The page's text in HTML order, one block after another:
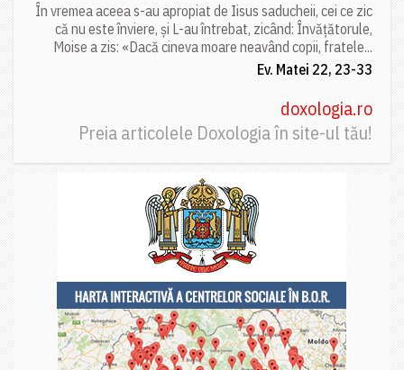
În vremea aceea s-au apropiat de Iisus saducheii, cei ce zic
că nu este înviere, și L-au întrebat, zicând: Învățătorule,
Moise a zis: «Dacă cineva moare neavând copii, fratele...
Ev. Matei 22, 23-33
doxologia.ro
Preia articolele Doxologia în site-ul tău!